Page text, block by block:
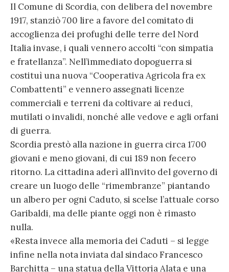
Il Comune di Scordia, con delibera del novembre
1917, stanziò 700 lire a favore del comitato di
accoglienza dei profughi delle terre del Nord
Italia invase, i quali vennero accolti “con simpatia
e fratellanza”. Nell’immediato dopoguerra si
costituì una nuova “Cooperativa Agricola fra ex
Combattenti” e vennero assegnati licenze
commerciali e terreni da coltivare ai reduci,
mutilati o invalidi, nonché alle vedove e agli orfani
di guerra.
Scordia prestò alla nazione in guerra circa 1700
giovani e meno giovani, di cui 189 non fecero
ritorno. La cittadina aderì all’invito del governo di
creare un luogo delle “rimembranze” piantando
un albero per ogni Caduto, si scelse l’attuale corso
Garibaldi, ma delle piante oggi non è rimasto
nulla.
«Resta invece alla memoria dei Caduti – si legge
infine nella nota inviata dal sindaco Francesco
Barchitta – una statua della Vittoria Alata e una